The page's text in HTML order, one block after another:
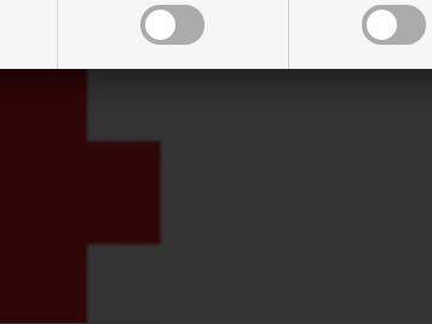
Økser & Spader